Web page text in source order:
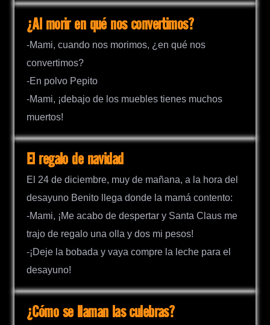
¿Al morir en qué nos convertimos?
-Mami, cuando nos morimos, ¿en qué nos
convertimos?
-En polvo Pepito
-Mami, ¡debajo de los muebles tienes muchos
muertos!
El regalo de navidad
El 24 de diciembre, muy de mañana, a la hora del
desayuno Benito llega donde la mamá contento:
-Mami, ¡Me acabo de despertar y Santa Claus me
trajo de regalo una olla y dos mi pesos!
-¡Deje la bobada y vaya compre la leche para el
desayuno!
¿Cómo se llaman las culebras?